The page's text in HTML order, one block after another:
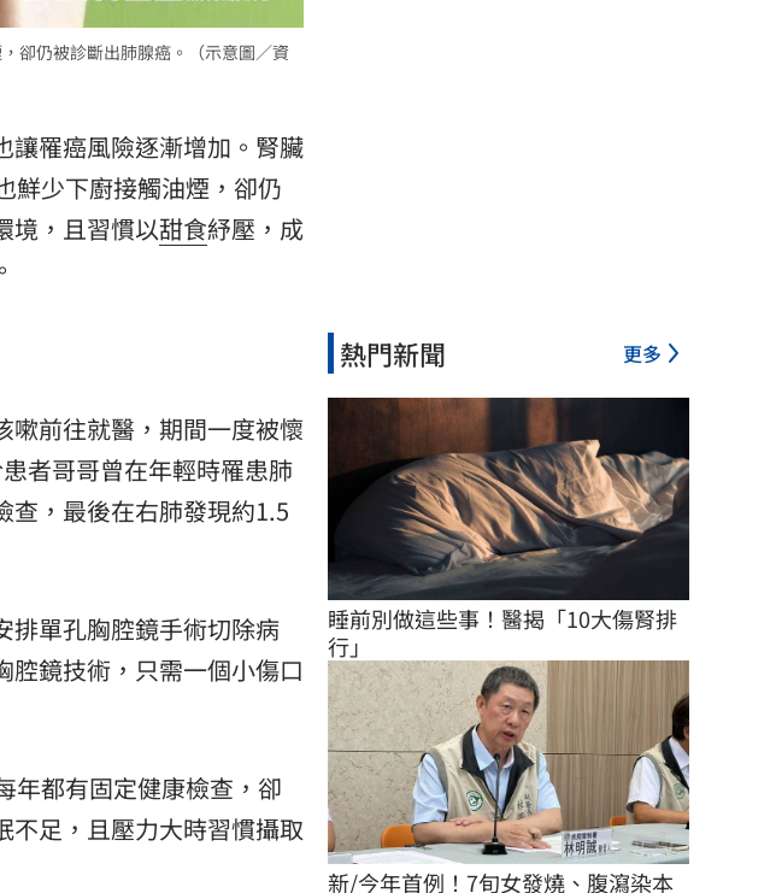
卻仍被診斷出肺腺癌。（示意圖／資
讓罹癌風險逐漸增加。腎臟
鮮少下廚接觸油煙，卻仍
境，且習慣以甜食紓壓，成
嗽前往就醫，期間一度被懷
者哥哥曾在年輕時罹患肺
查，最後在右肺發現約1.5
排單孔胸腔鏡手術切除病
鏡技術，只需一個小傷口
年都有固定健康檢查，卻
不足，且壓力大時習慣攝取
熱門新聞 更多
睡前別做這些事！醫揭「10大傷腎排
行」
新/今年首例！7旬女發燒、腹瀉染本